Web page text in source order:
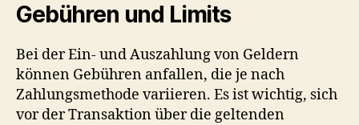
Gebühren und Limits
Bei der Ein- und Auszahlung von Geldern
können Gebühren anfallen, die je nach
Zahlungsmethode variieren. Es ist wichtig, sich
vor der Transaktion über die geltenden